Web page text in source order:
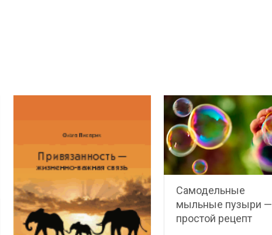
Самодельные
мыльные пузыри —
простой рецепт